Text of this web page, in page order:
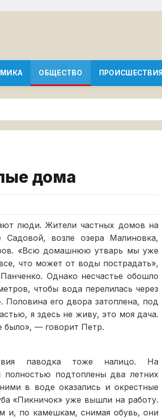
ОБЩЕСТВО ПРОИСШЕСТВИЯ
дома
люди. Жители частных домов на
возле озера Малиновка,
«Всю домашнюю утварь мы уже
что может от воды пострадать»,
Однако несчастье обошло
чтобы вода перелилась через
Половина его двора затоплена, под
я здесь не живу, это моя дача.
было», — говорит Петр.
паводка тоже налицо. На
подтоплены два летних
в воде оказались и окрестные
«Пикничок» уже вышли на работу.
и, по камешкам, снимая обувь, они